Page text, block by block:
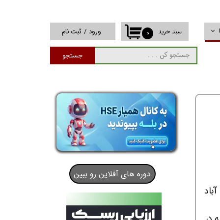
جستجو
۰ سبد خرید ورود / ثبت نام
حساب کاربری من
تغییر گذر واژه
خروج از حساب
کاربری
شاد آباد
دوره های آفلاین رو ببین